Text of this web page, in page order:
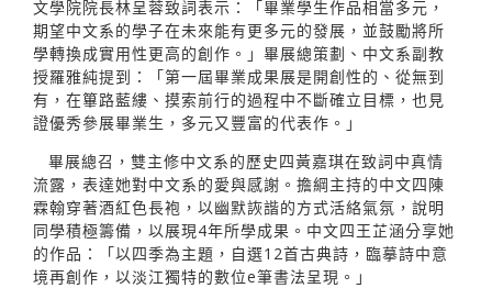
文學院院長林呈蓉致詞表示：「畢業學生作品相當多元，
期望中文系的學子在未來能有更多元的發展，並鼓勵將所
學轉換成實用性更高的創作。」畢展總策劃、中文系副教
授羅雅純提到：「第一屆畢業成果展是開創性的、從無到
有，在篳路藍縷、摸索前行的過程中不斷確立目標，也見
證優秀參展畢業生，多元又豐富的代表作。」
畢展總召，雙主修中文系的歷史四黃嘉琪在致詞中真情
流露，表達她對中文系的愛與感謝。擔綱主持的中文四陳
霖翰穿著酒紅色長袍，以幽默詼諧的方式活絡氣氛，說明
同學積極籌備，以展現4年所學成果。中文四王芷涵分享她
的作品：「以四季為主題，自選12首古典詩，臨摹詩中意
境再創作，以淡江獨特的數位e筆書法呈現。」